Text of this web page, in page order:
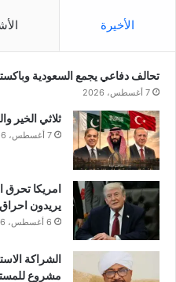
الأخيرة
تحالف دفاعي يجمع السعودية
7 أغسطس، 2026
ثلاثي الخير
7 أغسطس، 2026
امريكا
يريدون
6 أغسطس، 2026
الشراكة
مشروع